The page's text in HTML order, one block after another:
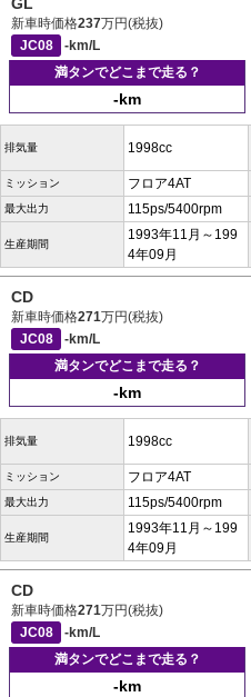
GL
新車時価格237万円(税抜)
JC08
-km/L
満タンでどこまで走る？
-km
排気量 1998cc
ミッション フロア4AT
最大出力 115ps/5400rpm
生産期間
1993年11月～199
4年09月
CD
新車時価格271万円(税抜)
JC08
-km/L
満タンでどこまで走る？
-km
排気量 1998cc
ミッション フロア4AT
最大出力 115ps/5400rpm
生産期間
1993年11月～199
4年09月
CD
新車時価格271万円(税抜)
JC08
-km/L
満タンでどこまで走る？
-km